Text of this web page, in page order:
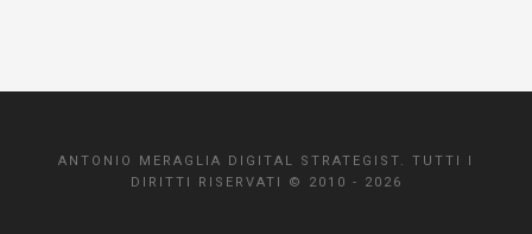
ANTONIO MERAGLIA DIGITAL STRATEGIST. TUTTI I
DIRITTI RISERVATI © 2010 - 2026